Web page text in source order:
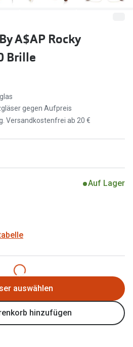
die zweite Kinderbrille
Oakley
Randlose
Farbe
A$AP Rocky
Brille
gegen Aufpreis
Versandkostenfrei ab 20 €
Auf Lager
auswählen
hinzufügen